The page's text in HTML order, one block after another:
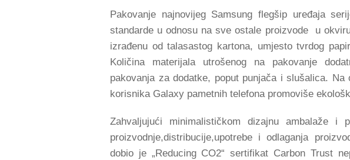
Pakovanje najnovijeg Samsung flegšip uređaja
standarde u odnosu na sve ostale proizvode u
izrađenu od talasastog kartona, umjesto tvrdog
Količina materijala utrošenog na pakovanje
pakovanja za dodatke, poput punjača i slušalica.
korisnika Galaxy pametnih telefona promoviše
Zahvaljujući minimalističkom dizajnu ambalaže
proizvodnje,distribucije,upotrebe i odlaganja
dobio je „Reducing CO2“ sertifikat Carbon Trust